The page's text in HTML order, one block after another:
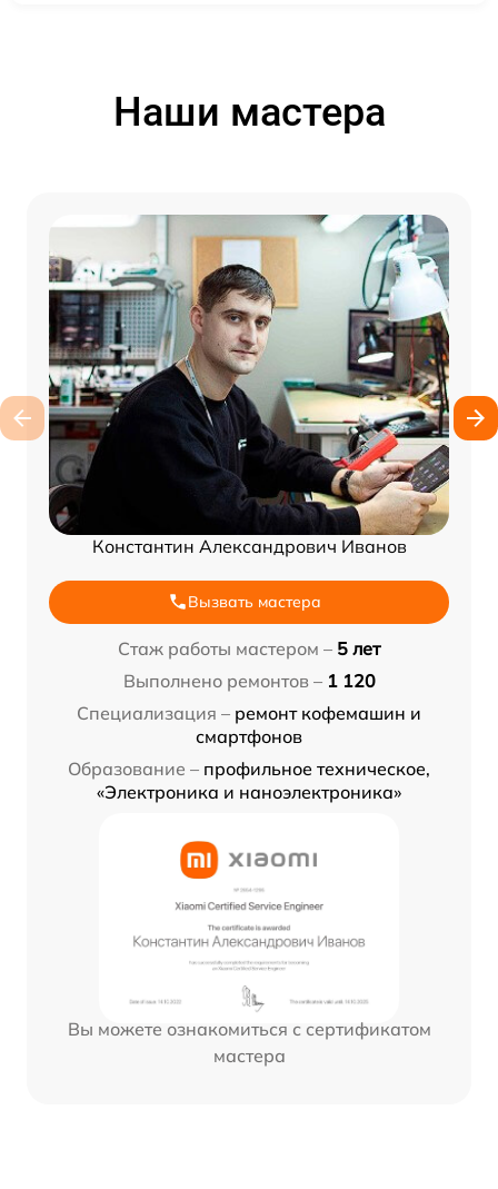
Наши мастера
Константин Александрович Иванов
Вызвать мастера
Стаж работы мастером – 5 лет
Выполнено ремонтов – 1 120
Специализация – ремонт кофемашин и
смартфонов
Образование – профильное техническое,
«Электроника и наноэлектроника»
Вы можете ознакомиться с сертификатом
мастера